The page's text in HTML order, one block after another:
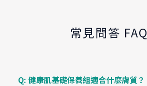
常見問答 FAQ
Q: 健康肌基礎保養組適合什麼膚質？